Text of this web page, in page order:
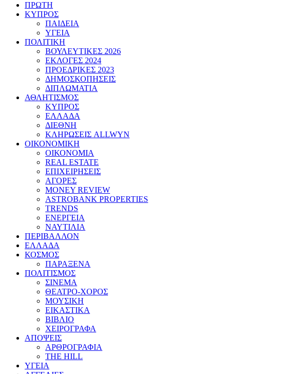
ΠΡΩΤΗ
ΚΥΠΡΟΣ
ΠΑΙΔΕΙΑ
ΥΓΕΙΑ
ΠΟΛΙΤΙΚΗ
ΒΟΥΛΕΥΤΙΚΕΣ 2026
ΕΚΛΟΓΕΣ 2024
ΠΡΟΕΔΡΙΚΕΣ 2023
ΔΗΜΟΣΚΟΠΗΣΕΙΣ
ΔΙΠΛΩΜΑΤΙΑ
ΑΘΛΗΤΙΣΜΟΣ
ΚΥΠΡΟΣ
ΕΛΛΑΔΑ
ΔΙΕΘΝΗ
ΚΛΗΡΩΣΕΙΣ ALLWYN
ΟΙΚΟΝΟΜΙΚΗ
ΟΙΚΟΝΟΜΙΑ
REAL ESTATE
ΕΠΙΧΕΙΡΗΣΕΙΣ
ΑΓΟΡΕΣ
MONEY REVIEW
ASTROBANK PROPERTIES
TRENDS
ΕΝΕΡΓΕΙΑ
ΝΑΥΤΙΛΙΑ
ΠΕΡΙΒΑΛΛΟΝ
ΕΛΛΑΔΑ
ΚΟΣΜΟΣ
ΠΑΡΑΞΕΝΑ
ΠΟΛΙΤΙΣΜΟΣ
ΣΙΝΕΜΑ
ΘΕΑΤΡΟ-ΧΟΡΟΣ
ΜΟΥΣΙΚΗ
ΕΙΚΑΣΤΙΚΑ
ΒΙΒΛΙΟ
ΧΕΙΡΟΓΡΑΦΑ
ΑΠΟΨΕΙΣ
ΑΡΘΡΟΓΡΑΦΙΑ
THE HILL
ΥΓΕΙΑ